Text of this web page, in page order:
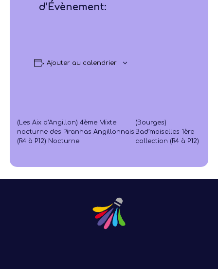
d’Évènement:
Ajouter au calendrier
(Les Aix d’Angillon) 4ème Mixte
nocturne des Piranhas Angillonnais
(R4 à P12) Nocturne
(Bourges)
Bad’moiselles 1ère
collection (R4 à P12)